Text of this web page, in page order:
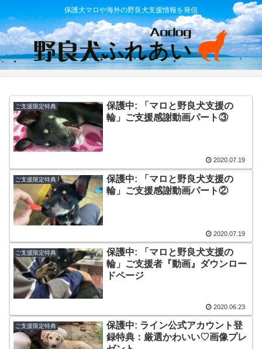
保護犬マロや海外の野良犬支援情報を発信
ご支援限定特典
保護中: 「マロと野良犬支援の
輪」ご支援感謝動画パート③
2020.07.19
ご支援限定特典
保護中: 「マロと野良犬支援の
輪」ご支援感謝動画パート②
2020.07.19
ご支援限定特典
保護中: 「マロと野良犬支援の
輪」ご支援者『動画』ダウンロー
ドページ
2020.06.23
ご支援限定特典
保護中: ライン公式アカウント登
録特典：厳選かわいい♡画像プレ